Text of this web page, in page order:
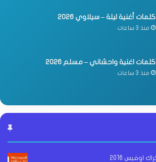
كلمات أغنية ليلة – سيلاوي 2026
منذ 3 ساعات
كلمات اغنية واحشاني – مسلم 2026
منذ 3 ساعات